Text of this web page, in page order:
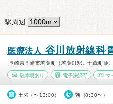
駅周辺
医療法人 谷川放射線科
長崎県長崎市若葉町（若葉町駅、千歳町駅
駐車場あり 電子決済可 マ
土曜（〜13:00） 朝（8:30〜）